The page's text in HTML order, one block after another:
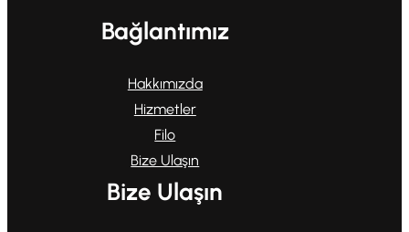
Bağlantımız
Hakkımızda
Hizmetler
Filo
Bize Ulaşın
Bize Ulaşın